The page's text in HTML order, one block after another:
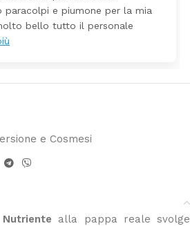
e piumone per la mia
tutto il personale
e Cosmesi
alla pappa reale svolge